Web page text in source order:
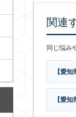
関連
同じ悩み
【愛
【愛